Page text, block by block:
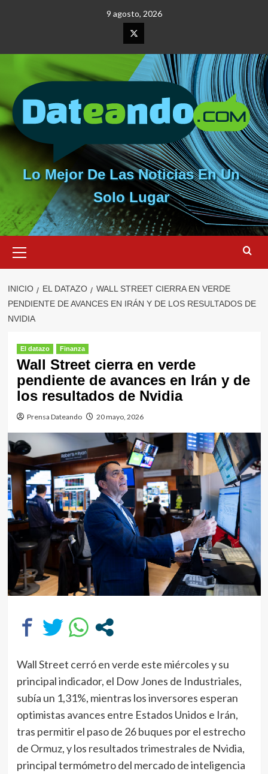
9 agosto, 2026
Elemento
del
menú
Lo Mejor De Las Noticias En Un
Solo Lugar
primario
INICIO EL DATAZO
WALL STREET CIERRA EN VERDE
PENDIENTE DE AVANCES EN IRÁN Y DE LOS RESULTADOS DE
NVIDIA
El datazo Finanza
Wall Street cierra en verde
pendiente de avances en Irán y de
los resultados de Nvidia
Prensa Dateando 20 mayo, 2026
Wall Street cerró en verde este miércoles y su
principal indicador, el Dow Jones de Industriales,
subía un 1,31%, mientras los inversores esperan
optimistas avances entre Estados Unidos e Irán,
tras permitir el paso de 26 buques por el estrecho
de Ormuz, y los resultados trimestrales de Nvidia,
principal termómetro del mercado de inteligencia